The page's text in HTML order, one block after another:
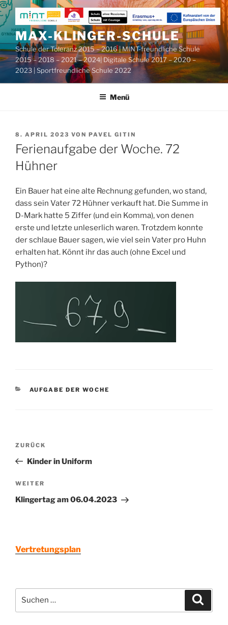
Zum
Inhalt
springenMAX-KLINGER-SCHULE
Schule der Toleranz 2015 – 2016 | MINT-freundliche Schule
2015 – 2018 – 2021 – 2024| Digitale Schule 2017 – 2020 –
2023 | Sportfreundliche Schule 2022
Menü
VERÖFFENTLICHT
AM
8. APRIL 2023 VON PAVEL GITIN
Ferienaufgabe der Woche. 72
Hühner
Ein Bauer hat eine alte Rechnung gefunden, wo stand,
dass sein Vater 72 Hühner verkauft hat. Die Summe in
D-Mark hatte 5 Ziffer (und ein Komma), von denen
erste und letzte unleserlich waren. Trotzdem konnte
der schlaue Bauer sagen, wie viel sein Vater pro Huhn
erhalten hat. Könnt ihr das auch (ohne Excel und
Python)?
KATEGORIEN
AUFGABE DER WOCHE
Beitragsnavigation
Vorheriger
Beitrag
ZURÜCK
Kinder in Uniform
Nächster
Beitrag
WEITER
Klingertag am 06.04.2023
Vertretungsplan
nach: